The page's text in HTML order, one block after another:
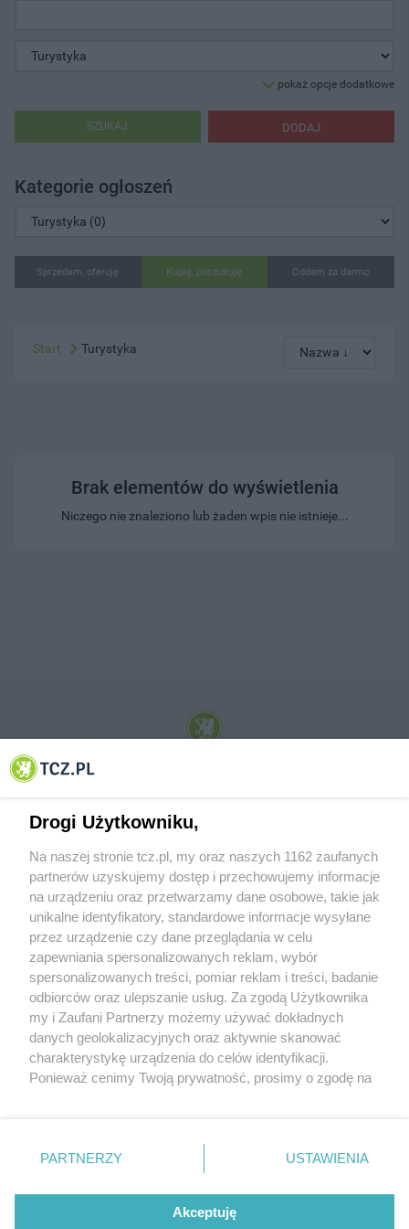
pokaż opcje dodatkowe
DODAJ
SZUKAJ
Kategorie ogłoszeń
Sprzedam, oferuję Kupię, poszukuję Oddam za darmo
Start Turystyka
Brak elementów do wyświetlenia
Niczego nie znaleziono lub żaden wpis nie istnieje...
© 2001-2026 Tczew - TCZ.PL Sp. z o.o. Internetowy Serwis Informacyjny Miasta
O FIRMIE POLITYKA PRYWATNOŚCI HOSTING
REKLAMA WSPÓŁPRACA RSS FACEBOOK KONTAKT
Nasze serwisy
Aktualności
Tcz24
Historia miasta
Muzyka i kultura
Archiwum wydarzeń
Zdjęcia miasta
Drogi Użytkowniku,
Na naszej stronie tcz.pl, my oraz naszych 1162 zaufanych
partnerów uzyskujemy dostęp i przechowujemy informacje
na urządzeniu oraz przetwarzamy dane osobowe, takie jak
unikalne identyfikatory, standardowe informacje wysyłane
przez urządzenie czy dane przeglądania w celu
zapewniania spersonalizowanych reklam, wybór
spersonalizowanych treści, pomiar reklam i treści, badanie
odbiorców oraz ulepszanie usług. Za zgodą Użytkownika
my i Zaufani Partnerzy możemy używać dokładnych
danych geolokalizacyjnych oraz aktywnie skanować
charakterystykę urządzenia do celów identyfikacji.
Ponieważ cenimy Twoją prywatność, prosimy o zgodę na
znajdujący się w lewym dolnym rogu strony
. Niektóre
przetwarzaniu. Preferencje będą miały zastosowania tylko
PARTNERZY USTAWIENIA
Akceptuję